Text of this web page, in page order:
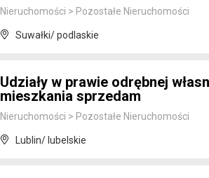
Nieruchomości > Pozostałe Nieruchomości
Suwałki/ podlaskie
Udziały w prawie odrębnej
mieszkania sprzedam
Nieruchomości > Pozostałe Nieruchomości
Lublin/ lubelskie